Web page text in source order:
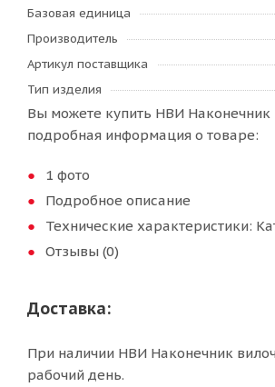
Базовая единица
Производитель
Артикул поставщика
Тип изделия
Вы можете купить НВИ Наконечник
подробная информация о товаре:
1 фото
Подробное описание
Технические характеристики:
Отзывы (0)
Доставка:
При наличии НВИ Наконечник
рабочий день.